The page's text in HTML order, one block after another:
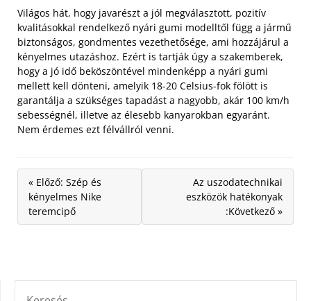
Világos hát, hogy javarészt a jól megválasztott, pozitív
kvalitásokkal rendelkező nyári gumi modelltől függ a jármű
biztonságos, gondmentes vezethetősége, ami hozzájárul a
kényelmes utazáshoz. Ezért is tartják úgy a szakemberek,
hogy a jó idő beköszöntével mindenképp a nyári gumi
mellett kell dönteni, amelyik 18-20 Celsius-fok fölött is
garantálja a szükséges tapadást a nagyobb, akár 100 km/h
sebességnél, illetve az élesebb kanyarokban egyaránt.
Nem érdemes ezt félvállról venni.
« Előző: Szép és
kényelmes Nike
teremcipő
Az uszodatechnikai
eszközök hatékonyak
:Következő »